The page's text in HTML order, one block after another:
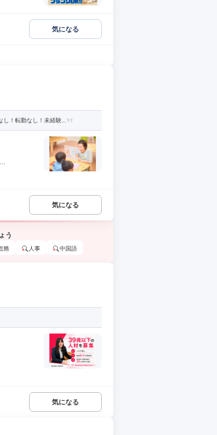
気になる
し！転勤なし！未経験...
気になる
う
務 人事 中国語
気になる